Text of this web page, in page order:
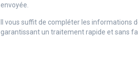
envoyée.
Il vous suffit de compléter les
garantissant un traitement rapide et sans